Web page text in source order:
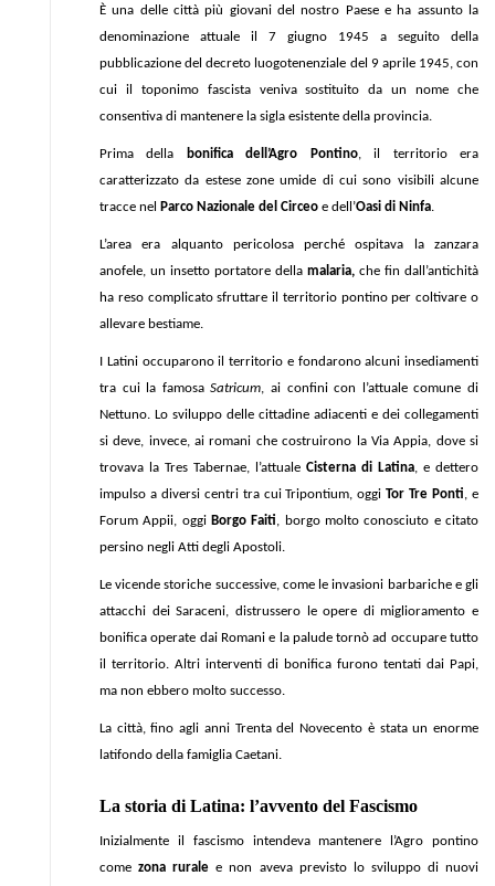
È una delle città più giovani del nostro Paese e ha assunto la
denominazione attuale il 7 giugno 1945 a seguito della
pubblicazione del decreto luogotenenziale del 9 aprile 1945, con
cui il toponimo fascista veniva sostituito da un nome che
consentiva di mantenere la sigla esistente della provincia.
Prima della bonifica dell’Agro Pontino, il territorio era
caratterizzato da estese zone umide di cui sono visibili alcune
tracce nel
Parco Nazionale del Circeo e dell’Oasi di Ninfa.
L’area era alquanto pericolosa perché ospitava la zanzara
anofele, un insetto portatore della malaria, che fin dall’antichità
ha reso complicato sfruttare il territorio pontino per coltivare o
allevare bestiame.
I Latini occuparono il territorio e fondarono alcuni insediamenti
tra cui la famosaSatricum, ai confini con l’attuale comune di
Nettuno. Lo sviluppo delle cittadine adiacenti e dei collegamenti
si deve, invece, ai romani che costruirono la Via Appia, dove si
trovava la Tres Tabernae, l’attuale Cisterna di Latina, e dettero
impulso a diversi centri tra cui Tripontium, oggiTor Tre Ponti, e
Forum Appii, oggi Borgo Faiti, borgo molto conosciuto e citato
persino negli Atti degli Apostoli.
Le vicende storiche successive, come le invasioni barbariche e gli
attacchi dei Saraceni, distrussero le opere di miglioramento e
bonifica operate dai Romani e la palude tornò ad occupare tutto
il territorio. Altri interventi di bonifica furono tentati dai Papi,
ma non ebbero molto successo.
La città, fino agli anni Trenta del Novecento è stata un enorme
latifondo della famiglia Caetani.
La storia di Latina: l’avvento del Fascismo
Inizialmente il fascismo intendeva mantenere l’Agro pontino
comezona rurale e non aveva previsto lo sviluppo di nuovi